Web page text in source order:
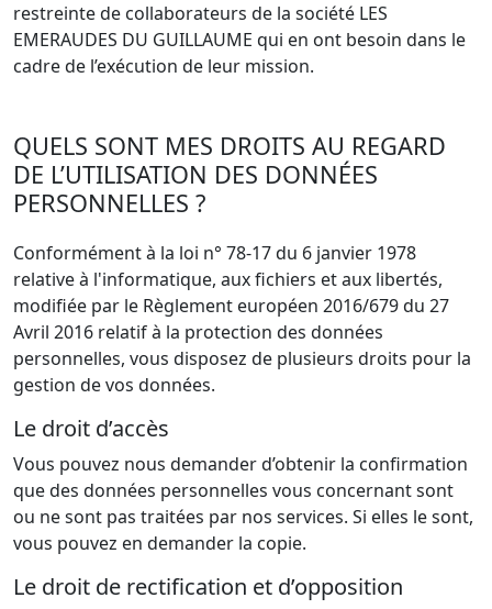
restreinte de collaborateurs de la société LES
EMERAUDES DU GUILLAUME qui en ont besoin dans le
cadre de l’exécution de leur mission.
QUELS SONT MES DROITS AU REGARD
DE L’UTILISATION DES DONNÉES
PERSONNELLES ?
Conformément à la loi n° 78-17 du 6 janvier 1978
relative à l'informatique, aux fichiers et aux libertés,
modifiée par le Règlement européen 2016/679 du 27
Avril 2016 relatif à la protection des données
personnelles, vous disposez de plusieurs droits pour la
gestion de vos données.
Le droit d’accès
Vous pouvez nous demander d’obtenir la confirmation
que des données personnelles vous concernant sont
ou ne sont pas traitées par nos services. Si elles le sont,
vous pouvez en demander la copie.
Le droit de rectification et d’opposition